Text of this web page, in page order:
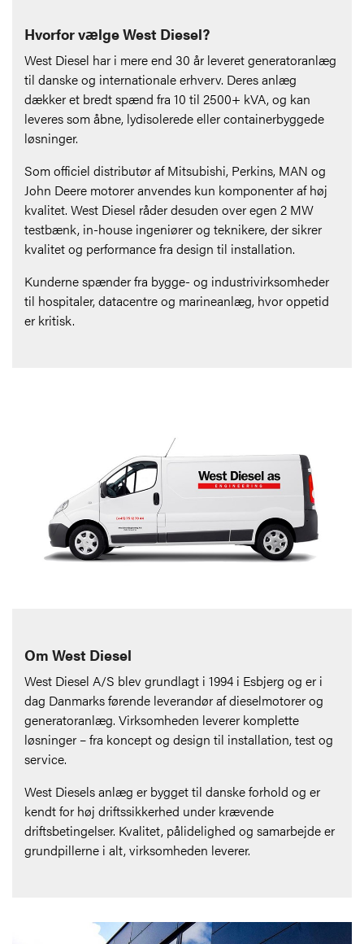
Hvorfor vælge West Diesel?
West Diesel har i mere end 30 år leveret generatoranlæg
til danske og internationale erhverv. Deres anlæg
dækker et bredt spænd fra 10 til 2500+ kVA, og kan
leveres som åbne, lydisolerede eller containerbyggede
løsninger.
Som officiel distributør af Mitsubishi, Perkins, MAN og
John Deere motorer anvendes kun komponenter af høj
kvalitet. West Diesel råder desuden over egen 2 MW
testbænk, in-house ingeniører og teknikere, der sikrer
kvalitet og performance fra design til installation.
Kunderne spænder fra bygge- og industrivirksomheder
til hospitaler, datacentre og marineanlæg, hvor oppetid
er kritisk.
Om West Diesel
West Diesel A/S blev grundlagt i 1994 i Esbjerg og er i
dag Danmarks førende leverandør af dieselmotorer og
generatoranlæg. Virksomheden leverer komplette
løsninger – fra koncept og design til installation, test og
service.
West Diesels anlæg er bygget til danske forhold og er
kendt for høj driftssikkerhed under krævende
driftsbetingelser. Kvalitet, pålidelighed og samarbejde er
grundpillerne i alt, virksomheden leverer.